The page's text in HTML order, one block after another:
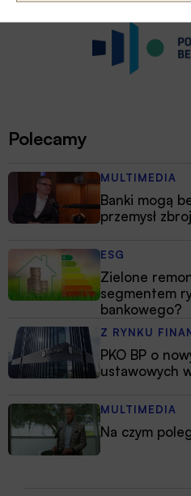
Polecamy
MULTIMEDIA
Banki mogą
przemysł
ESG
Zielone
segmentem
bankowego?
Z RYNKU
PKO BP o
ustawowych
MULTIMEDIA
Na czym